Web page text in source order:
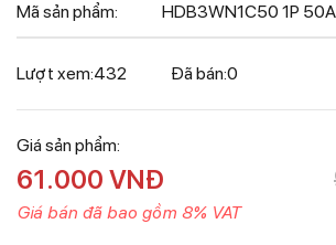
Mã sản phẩm: HDB3WN1C50 1P
Lượt xem:432 Đã bán:0
Giá sản phẩm:
61.000 VNĐ
Giá bán đã bao gồm 8% VAT